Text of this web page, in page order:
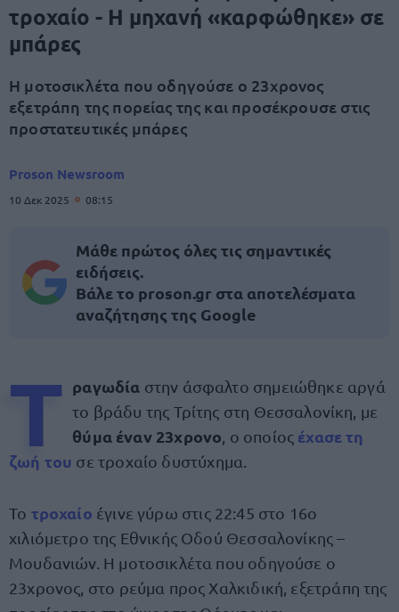
τροχαίο - Η μηχανή «καρφώθηκε» σε
μπάρες
Η μοτοσικλέτα που οδηγούσε ο 23χρονος
εξετράπη της πορείας της και προσέκρουσε στις
προστατευτικές μπάρες
Proson Newsroom
10 Δεκ 2025 08:15
Μάθε πρώτος όλες τις σημαντικές
ειδήσεις.
Βάλε το proson.gr στα αποτελέσματα
αναζήτησης της Google
Τ ραγωδία στην άσφαλτο σημειώθηκε αργά
το βράδυ της Τρίτης στη Θεσσαλονίκη, με
θύμα έναν 23χρονο , ο οποίος έχασε τη
ζωή του σε τροχαίο δυστύχημα.
Το τροχαίο έγινε γύρω στις 22:45 στο 16ο
χιλιόμετρο της Εθνικής Οδού Θεσσαλονίκης –
Μουδανιών. Η μοτοσικλέτα που οδηγούσε ο
23χρονος, στο ρεύμα προς Χαλκιδική, εξετράπη της